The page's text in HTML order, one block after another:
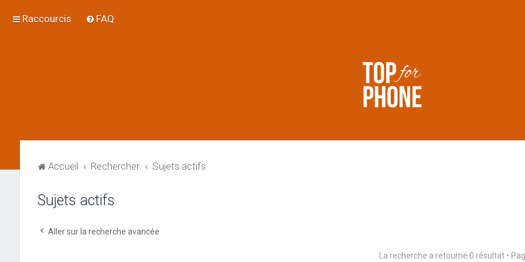
Raccourcis FAQ
Accueil Rechercher Sujets actifs
Sujets actifs
Aller sur la recherche avancée
La recherche a retourné 0 résultat •